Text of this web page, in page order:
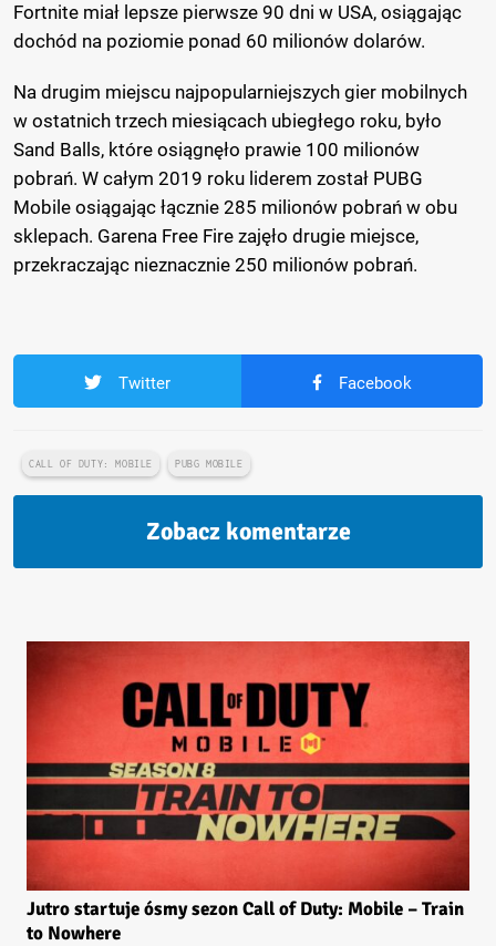
Fortnite miał lepsze pierwsze 90 dni w USA, osiągając
dochód na poziomie ponad 60 milionów dolarów.
Na drugim miejscu najpopularniejszych gier mobilnych
w ostatnich trzech miesiącach ubiegłego roku, było
Sand Balls, które osiągnęło prawie 100 milionów
pobrań. W całym 2019 roku liderem został PUBG
Mobile osiągając łącznie 285 milionów pobrań w obu
sklepach. Garena Free Fire zajęło drugie miejsce,
przekraczając nieznacznie 250 milionów pobrań.
Twitter Facebook
CALL OF DUTY: MOBILE PUBG MOBILE
Zobacz komentarze
Jutro startuje ósmy sezon Call of Duty: Mobile – Train
to Nowhere